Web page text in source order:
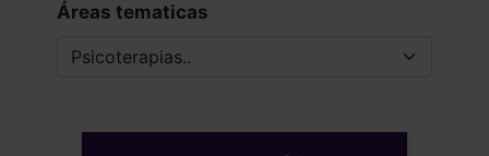
Áreas tematicas